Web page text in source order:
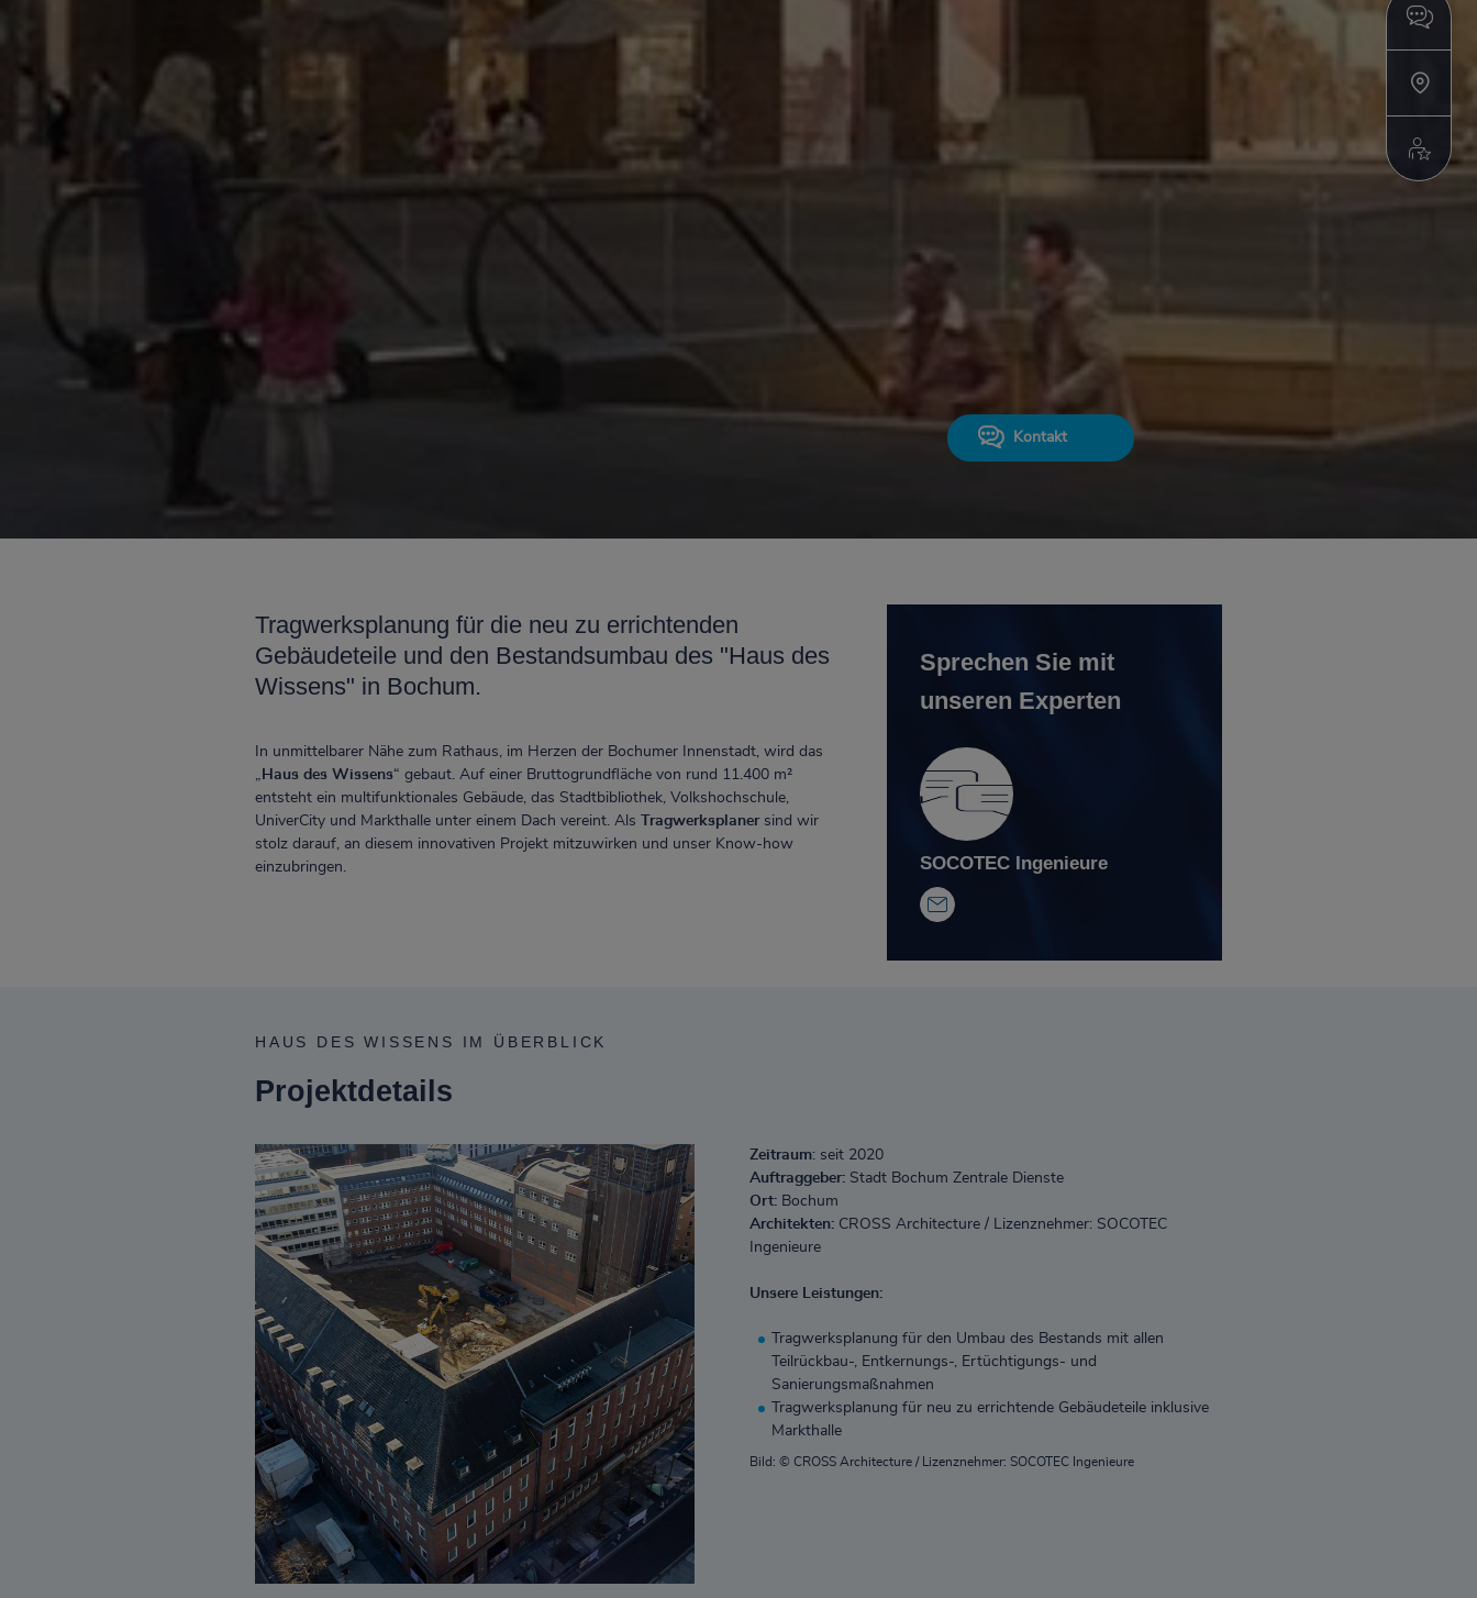
Kontakt
Tragwerksplanung für die neu zu errichtenden
Gebäudeteile und den Bestandsumbau des "Haus des
Wissens" in Bochum.
In unmittelbarer Nähe zum Rathaus, im Herzen der Bochumer Innenstadt, wird das
„ Haus des Wissens“ gebaut. Auf einer Bruttogrundfläche von rund 11.400 m²
entsteht ein multifunktionales Gebäude, das Stadtbibliothek, Volkshochschule,
UniverCity und Markthalle unter einem Dach vereint. Als
Tragwerksplanersind wir
stolz darauf, an diesem innovativen Projekt mitzuwirken und unser Know-how
einzubringen.
Sprechen Sie mit
unseren Experten
SOCOTEC Ingenieure
HAUS DES WISSENS IM ÜBERBLICK
Projektdetails
Zeitraum: seit 2020
Auftraggeber: Stadt Bochum Zentrale Dienste
Ort: Bochum
Architekten: CROSS Architecture / Lizenznehmer: SOCOTEC
Ingenieure
Unsere Leistungen:
Tragwerksplanung für den Umbau des Bestands mit allen
Teilrückbau-, Entkernungs-, Ertüchtigungs- und
Sanierungsmaßnahmen
Tragwerksplanung für neu zu errichtende Gebäudeteile inklusive
Markthalle
Bild: © CROSS Architecture / Lizenznehmer: SOCOTEC Ingenieure